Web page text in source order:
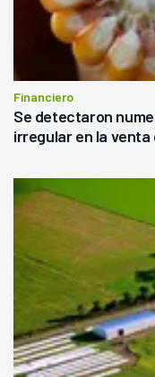
Financiero
Se detectaron
irregular en la venta